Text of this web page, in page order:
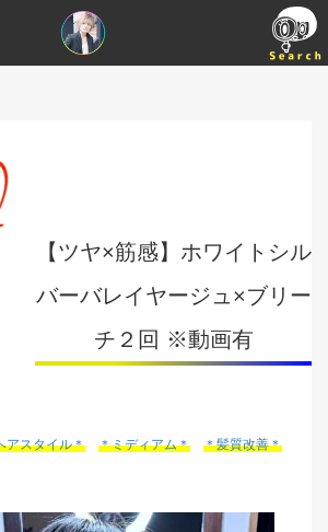
【ツヤ×筋感】ホワイトシル
バーバレイヤージュ×ブリー
チ２回 ※動画有
アスタイル＊ ＊ミディアム＊ ＊髪質改善＊